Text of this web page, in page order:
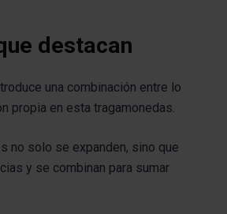
destacan
una combinación entre lo
propia en esta tragamonedas.
no solo se expanden, sino que
y se combinan para sumar